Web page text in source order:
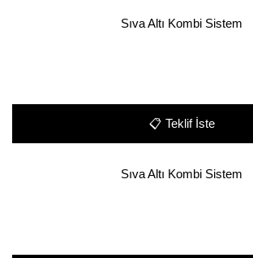
Sıva Altı Kombi Sistem
📋 Teklif İste
Sıva Altı Kombi Sistem